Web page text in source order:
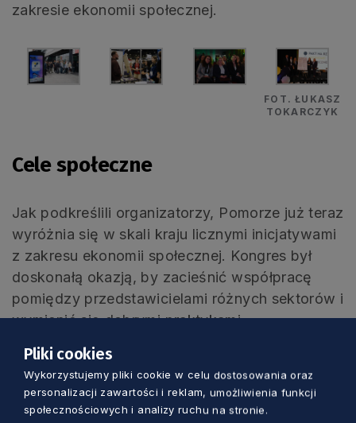
zakresie ekonomii społecznej.
FOT. ŁUKASZ
TOKARCZYK
Cele społeczne
Jak podkreślili organizatorzy, Pomorze już teraz
wyróżnia się w skali kraju licznymi inicjatywami
z zakresu ekonomii społecznej. Kongres był
doskonałą okazją, by zacieśnić współpracę
pomiędzy przedstawicielami różnych sektorów i
wymienić się dobrymi praktykami.
Podpisanie Paktu to pierwszy krok w
długofalowej współpracy, której celem jest
budowanie wspólnoty opartej na solidarności i
Pliki cookies
Wykorzystujemy pliki cookie w celu dostosowania oraz
personalizacji zawartości i reklam, umożliwienia funkcji
społecznościowych i analizy ruchu na stronie.